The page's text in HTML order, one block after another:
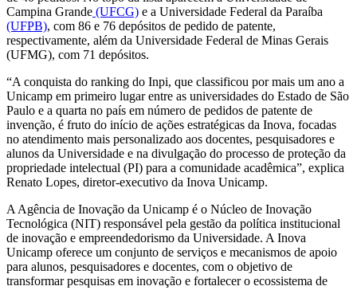
Campina Grande (UFCG) e a Universidade Federal da Paraíba
(UFPB), com 86 e 76 depósitos de pedido de patente,
respectivamente, além da Universidade Federal de Minas Gerais
(UFMG), com 71 depósitos.
“A conquista do ranking do Inpi, que classificou por mais um ano a
Unicamp em primeiro lugar entre as universidades do Estado de São
Paulo e a quarta no país em número de pedidos de patente de
invenção, é fruto do início de ações estratégicas da Inova, focadas
no atendimento mais personalizado aos docentes, pesquisadores e
alunos da Universidade e na divulgação do processo de proteção da
propriedade intelectual (PI) para a comunidade acadêmica”, explica
Renato Lopes, diretor-executivo da Inova Unicamp.
A Agência de Inovação da Unicamp é o Núcleo de Inovação
Tecnológica (NIT) responsável pela gestão da política institucional
de inovação e empreendedorismo da Universidade. A Inova
Unicamp oferece um conjunto de serviços e mecanismos de apoio
para alunos, pesquisadores e docentes, com o objetivo de
transformar pesquisas em inovação e fortalecer o ecossistema de